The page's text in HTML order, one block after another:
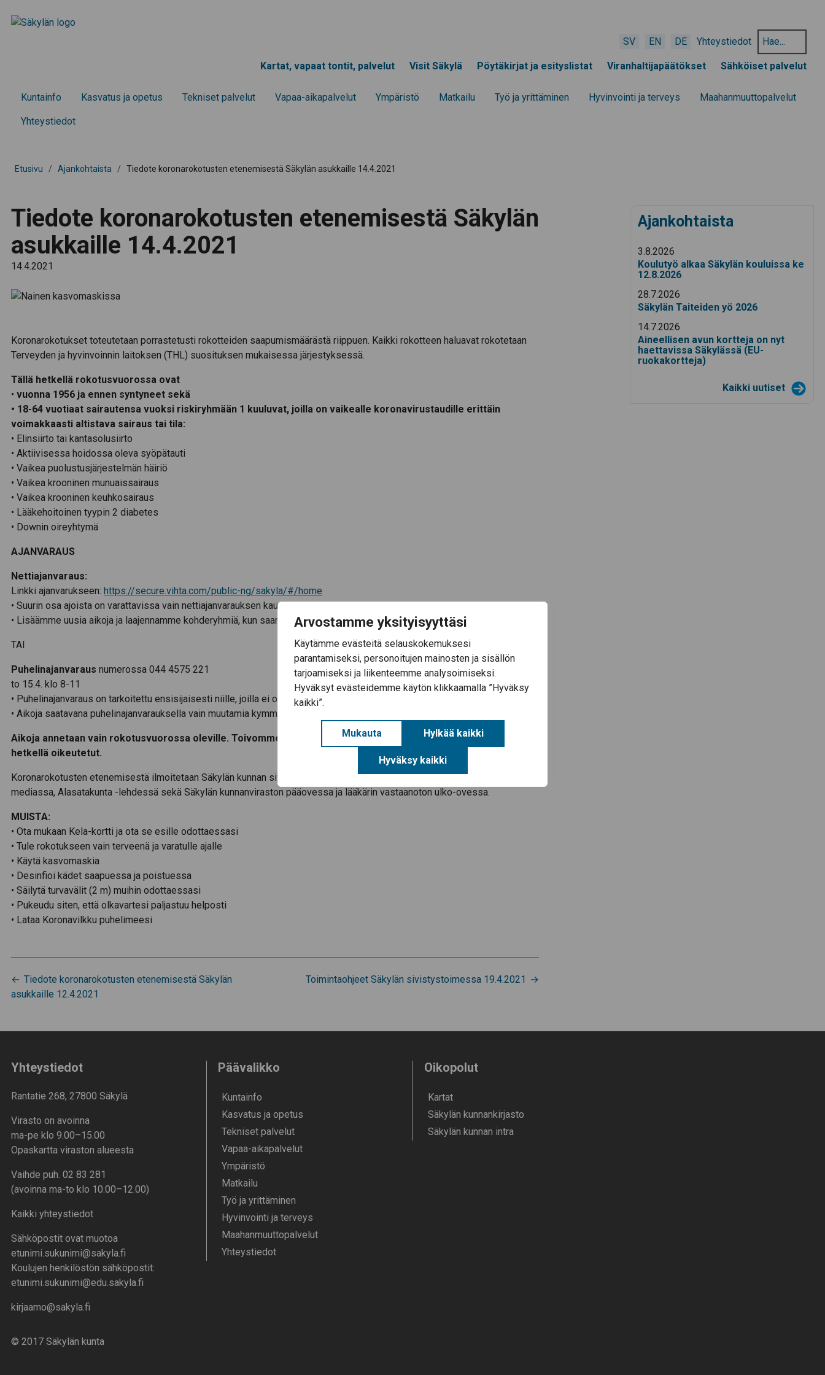
Arvostamme yksityisyyttäsi
Käytämme evästeitä selauskokemuksesi
parantamiseksi, personoitujen mainosten ja sisällön
tarjoamiseksi ja liikenteemme analysoimiseksi.
Hyväksyt evästeidemme käytön klikkaamalla ”Hyväksy
kaikki”.
Mukauta Hylkää kaikki
Hyväksy kaikki
SV EN DE Yhteystiedot
Hae
hakusanalla:
Kartat, vapaat tontit, palvelut
Visit Säkylä Pöytäkirjat ja esityslistat Viranhaltijapäätökset Sähköiset palvelut
Kunta­info Kasvatus ja opetus Tekniset palvelut Vapaa-aika­palvelut Ympä­ristö Mat­kailu Työ ja yrittä­minen Hyvinvointi ja terveys Maahanmuuttopalvelut
Yhteystiedot
Etusivu / Ajankohtaista / Tiedote koronarokotusten etenemisestä Säkylän asukkaille 14.4.2021
Tiedote koronarokotusten etenemisestä Säkylän
asukkaille 14.4.2021
14.4.2021
Koronarokotukset toteutetaan porrastetusti rokotteiden saapumismäärästä riippuen. Kaikki rokotteen haluavat rokotetaan
Terveyden ja hyvinvoinnin laitoksen (THL) suosituksen mukaisessa järjestyksessä.
Tällä hetkellä rokotusvuorossa ovat
• vuonna 1956 ja ennen syntyneet sekä
• 18-64 vuotiaat sairautensa vuoksi riskiryhmään 1 kuuluvat, joilla on vaikealle koronavirustaudille erittäin
voimakkaasti altistava sairaus tai tila:
• Elinsiirto tai kantasolusiirto
• Aktiivisessa hoidossa oleva syöpätauti
• Vaikea puolustusjärjestelmän häiriö
• Vaikea krooninen munuaissairaus
• Vaikea krooninen keuhkosairaus
• Lääkehoitoinen tyypin 2 diabetes
• Downin oireyhtymä
AJANVARAUS
Nettiajanvaraus:
Linkki ajanvarukseen: https://secure.vihta.com/public-ng/sakyla/#/home
• Suurin osa ajoista on varattavissa vain nettiajanvarauksen kautta.
• Lisäämme uusia aikoja ja laajennamme kohderyhmiä, kun saamme varmistuksen rokotteiden saatavuudesta.
TAI
Puhelinajanvaraus numerossa 044 4575 221
to 15.4. klo 8-11
• Puhelinajanvaraus on tarkoitettu ensisijaisesti niille, joilla ei ole mahdollisuutta varata aikaa nettiajanvarauksen kautta.
• Aikoja saatavana puhelinajanvarauksella vain muutamia kymmeniä.
Aikoja annetaan vain rokotusvuorossa oleville. Toivomme, että varauksen tekevät vain rokotukseen tällä
hetkellä oikeutetut.
Koronarokotusten etenemisestä ilmoitetaan Säkylän kunnan sivuilla www.sakyla.fi/koronarokotukset, sosiaalisessa
mediassa, Alasatakunta -lehdessä sekä Säkylän kunnanviraston pääovessa ja lääkärin vastaanoton ulko-ovessa.
MUISTA:
• Ota mukaan Kela-kortti ja ota se esille odottaessasi
• Tule rokotukseen vain terveenä ja varatulle ajalle
• Käytä kasvomaskia
• Desinfioi kädet saapuessa ja poistuessa
• Säilytä turvavälit (2 m) muihin odottaessasi
• Pukeudu siten, että olkavartesi paljastuu helposti
• Lataa Koronavilkku puhelimeesi
Artikkelien
Tiedote koronarokotusten etenemisestä Säkylän
asukkaille 12.4.2021
Toimintaohjeet Säkylän sivistystoimessa 19.4.2021
Ajankohtaista
3.8.2026
Koulutyö alkaa Säkylän kouluissa ke
12.8.2026
28.7.2026
Säkylän Taiteiden yö 2026
14.7.2026
Aineellisen avun kortteja on nyt
haettavissa Säkylässä (EU-
ruokakortteja)
Kaikki uutiset
Yhteystiedot
Rantatie 268, 27800 Säkylä
Virasto on avoinna
ma-pe klo 9.00–15.00
Opaskartta viraston alueesta
Vaihde puh. 02 83 281
(avoinna ma-to klo 10.00–12.00)
Kaikki yhteystiedot
Sähköpostit ovat muotoa
etunimi.sukunimi@sakyla.fi
Koulujen henkilöstön sähköpostit:
etunimi.sukunimi@edu.sakyla.fi
kirjaamo@sakyla.fi
Päävalikko
Kunta­info
Kasvatus ja opetus
Tekniset palvelut
Vapaa-aika­palvelut
Ympä­ristö
Mat­kailu
Työ ja yrittä­minen
Hyvinvointi ja terveys
Maahanmuuttopalvelut
Yhteystiedot
Oikopolut
Kartat
Säkylän kunnankirjasto
Säkylän kunnan intra
© 2017 Säkylän kunta